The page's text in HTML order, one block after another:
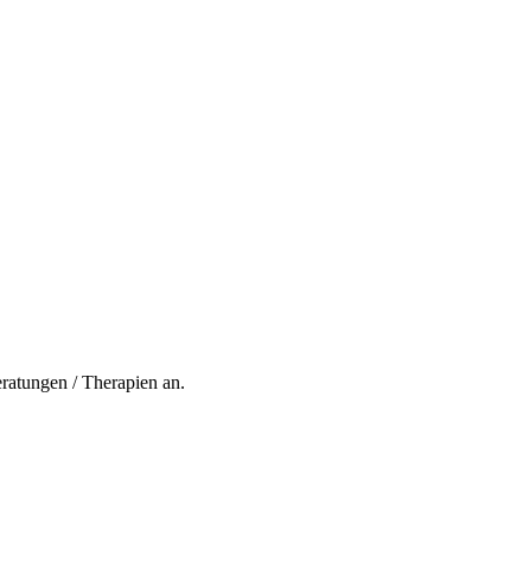
/ Therapien an.